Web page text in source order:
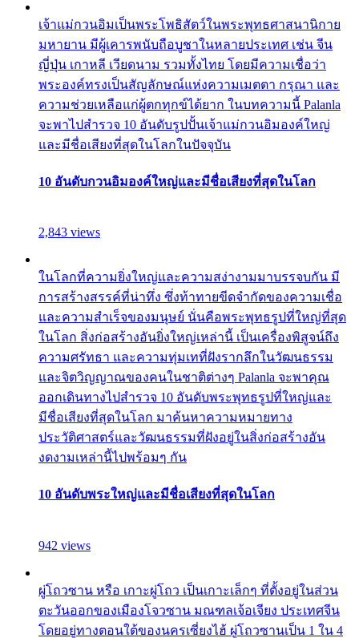
เจ้าแม่กวนอิมเป็นพระโพธิสัตว์ในพระพุทธศาสนานิกาย
มหายาน มีผู้เคารพนับถือบูชาในหลายประเทศ เช่น จีน
ญี่ปุ่น เกาหลี เวียดนาม รวมทั้งไทย โดยมีความเชื่อว่า
พระองค์ทรงเป็นสัญลักษณ์แห่งความเมตตา กรุณา และ
ความช่วยเหลือแก่ผู้ตกทุกข์ได้ยาก ในบทความนี้ Palanla
จะพาไปสำรวจ 10 อันดับรูปปั้นเจ้าแม่กวนอิมองค์ใหญ่
และมีชื่อเสียงที่สุดในโลกในปัจจุบัน
10 อันดับกวนอิมองค์ใหญ่และมีชื่อเสียงที่สุดในโลก
2,843 views
ในโลกที่ความยิ่งใหญ่และความสง่างามมาบรรจบกัน มี
การสร้างสรรค์ที่น่าทึ่ง ซึ่งท้าทายขีดจำกัดของความเชื่อ
และความสำเร็จของมนุษย์ นั่นคือพระพุทธรูปที่ใหญ่ที่สุด
ในโลก สิ่งก่อสร้างอันยิ่งใหญ่เหล่านี้ เป็นเครื่องพิสูจน์ถึง
ความศรัทธา และความทุ่มเทที่ฝังรากลึกในวัฒนธรรม
และจิตวิญญาณของคนในชาติต่างๆ Palanla จะพาคุณ
ออกเดินทางไปสำรวจ 10 อันดับพระพุทธรูปที่ใหญ่และ
มีชื่อเสียงที่สุดในโลก มาค้นหาความหมายทาง
ประวัติศาสตร์และวัฒนธรรมที่ฝังอยู่ในสิ่งก่อสร้างอัน
งดงามเหล่านี้ไปพร้อมๆ กัน
10 อันดับพระใหญ่และมีชื่อเสียงที่สุดในโลก
942 views
ผู่โถวซาน หรือ เกาะผู่โถว เป็นเกาะเล็กๆ ที่ตั้งอยู่ในส่วน
ตะวันออกของเมืองโจวซาน มณฑลเจ้อเจียง ประเทศจีน
โดยอยู่ทางตอนใต้ของนครเซี่ยงไฮ้ ผู่โถวซานเป็น 1 ใน 4